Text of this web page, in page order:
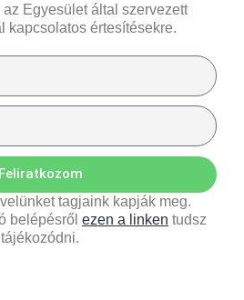
az Egyesület által szervezett
kapcsolatos értesítésekre.
Feliratkozom
tagjaink kapják meg.
belépésről ezen a linken tudsz
tájékozódni.